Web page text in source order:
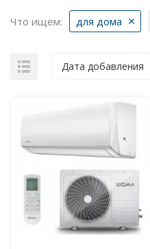
Что ищем: для дома
Дата добавления